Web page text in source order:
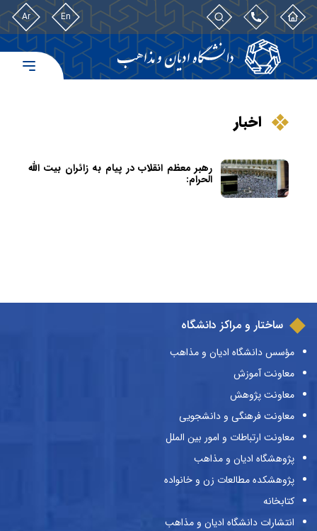
En
Ar
اخبار
رهبر معظم انقلاب در پیام به زائران بیت الله
الحرام:
ساختار و مراکز دانشگاه
مؤسس دانشگاه ادیان و مذاهب
معاونت آموزش
معاونت پژوهش
معاونت فرهنگی و دانشجویی
معاونت ارتباطات و امور بین الملل
پژوهشگاه ادیان و مذاهب
پژوهشکده مطالعات زن و خانواده
کتابخانه
انتشارات دانشگاه ادیان و مذاهب